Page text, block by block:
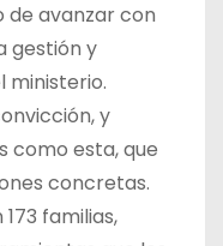
avanzar con
gestión y
ministerio.
y
como esta, que
concretas.
familias,